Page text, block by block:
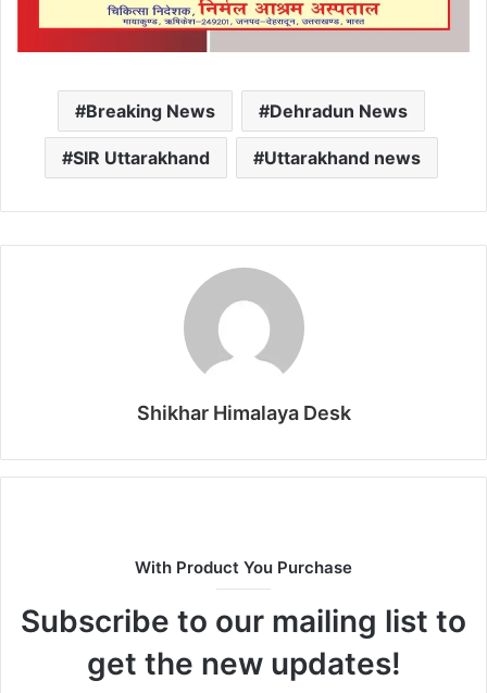
Breaking News Dehradun News
SIR Uttarakhand Uttarakhand news
Shikhar Himalaya Desk
With Product You Purchase
Subscribe to our mailing list to
get the new updates!